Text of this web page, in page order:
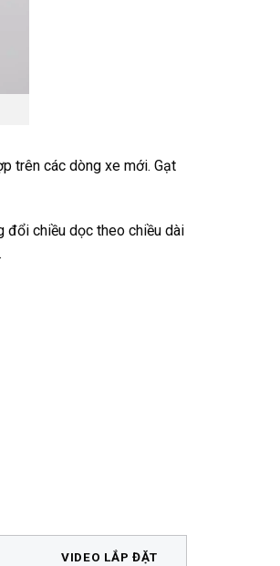
trên các dòng xe mới. Gạt
đổi chiều dọc theo chiều dài
VIDEO LẮP ĐẶT